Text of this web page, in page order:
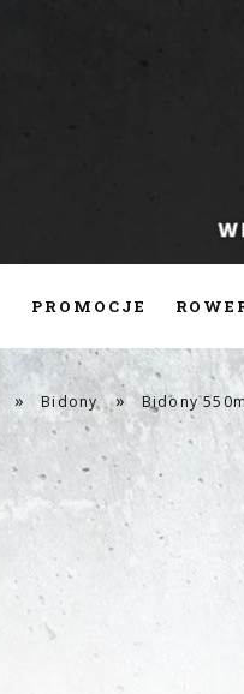
PROMOCJE
KONTAKT PRACA
» Bidony » Bidony